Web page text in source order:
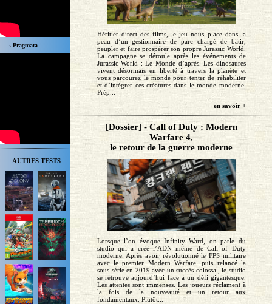
› Pragmata
AUTRES TESTS
Héritier direct des films, le jeu nous place dans la
peau d’un gestionnaire de parc chargé de bâtir,
peupler et faire prospérer son propre Jurassic World.
La campagne se déroule après les événements de
Jurassic World : Le Monde d’après. Les dinosaures
vivent désormais en liberté à travers la planète et
vous parcourez le monde pour tenter de réhabiliter
et d’intégrer ces créatures dans le monde moderne.
Prép...
en savoir +
[Dossier] - Call of Duty : Modern
Warfare 4,
le retour de la guerre moderne
Lorsque l’on évoque Infinity Ward, on parle du
studio qui a créé l’ADN même de Call of Duty
moderne. Après avoir révolutionné le FPS militaire
avec le premier Modern Warfare, puis relancé la
sous-série en 2019 avec un succès colossal, le studio
se retrouve aujourd’hui face à un défi gigantesque.
Les attentes sont immenses. Les joueurs réclament à
la fois de la nouveauté et un retour aux
fondamentaux. Plutôt...